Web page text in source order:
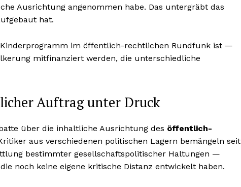
Ausrichtung angenommen habe. Das untergräbt das
hat.
Kinderprogramm im öffentlich-rechtlichen Rundfunk ist —
mitfinanziert werden, die unterschiedliche
Auftrag unter Druck
über die inhaltliche Ausrichtung des öffentlich-
aus verschiedenen politischen Lagern bemängeln seit
bestimmter gesellschaftspolitischer Haltungen —
noch keine eigene kritische Distanz entwickelt haben.